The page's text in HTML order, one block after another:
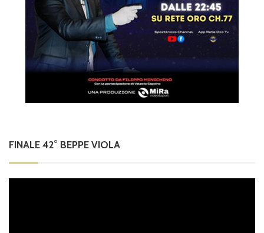
FINALE 42° BEPPE VIOLA